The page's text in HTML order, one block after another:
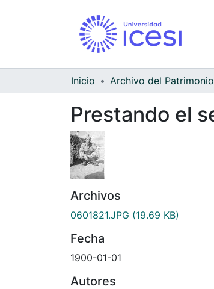
Inicio
Prestando el
Archivos
0601821.JPG (19.69 KB)
Fecha
1900-01-01
Autores